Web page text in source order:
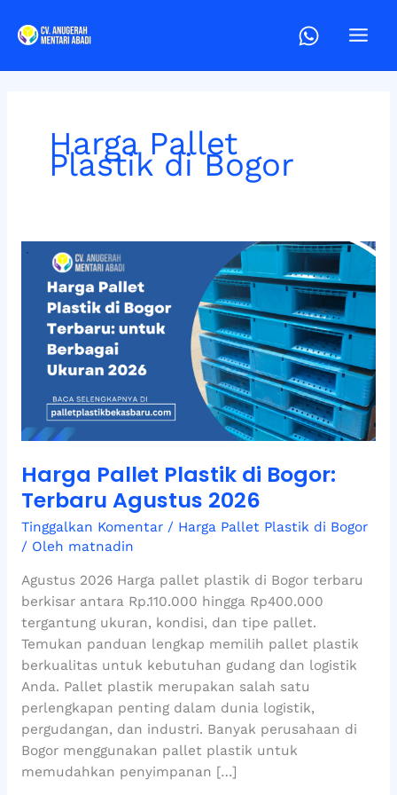
Harga Pallet
Plastik di Bogor
Harga Pallet Plastik di Bogor:
Terbaru Agustus 2026
Tinggalkan Komentar / Harga Pallet Plastik di Bogor
/ Oleh matnadin
Agustus 2026 Harga pallet plastik di Bogor terbaru
berkisar antara Rp.110.000 hingga Rp400.000
tergantung ukuran, kondisi, dan tipe pallet.
Temukan panduan lengkap memilih pallet plastik
berkualitas untuk kebutuhan gudang dan logistik
Anda. Pallet plastik merupakan salah satu
perlengkapan penting dalam dunia logistik,
pergudangan, dan industri. Banyak perusahaan di
Bogor menggunakan pallet plastik untuk
memudahkan penyimpanan […]
Harga
Pallet
Plastik
Bogor:
Terbaru
Agustus
2026